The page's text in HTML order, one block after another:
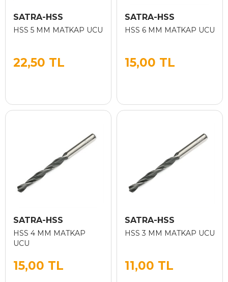
SATRA-HSS
HSS 5 MM MATKAP UCU
22,50 TL
SATRA-HSS
HSS 6 MM MATKAP UCU
15,00 TL
SATRA-HSS
HSS 4 MM MATKAP
UCU
15,00 TL
SATRA-HSS
HSS 3 MM MATKAP UCU
11,00 TL